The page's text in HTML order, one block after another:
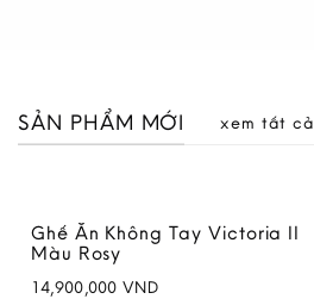
SẢN PHẨM MỚI xem tất cả
Tủ Áo Victoria II 1M8
72,800,000VND